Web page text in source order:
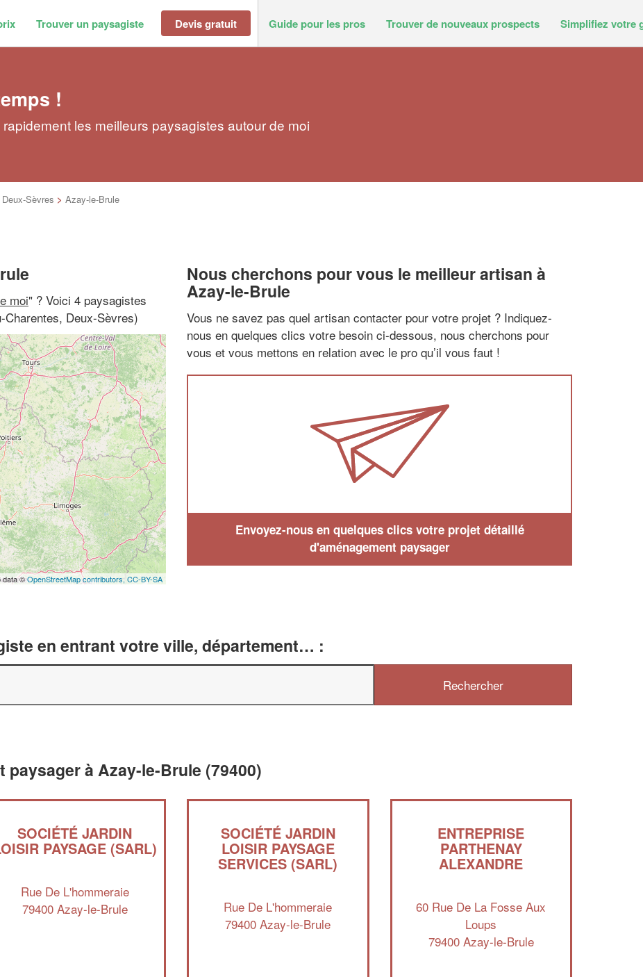
Trouver un paysagiste Devis gratuit Guide pour les pros Trouver de nouveaux prospects Simplifiez votre
!
les meilleurs paysagistes autour de moi
Deux-Sèvres > Azay-le-Brule
moi" ? Voici 4 paysagistes
Deux-Sèvres)
data ©OpenStreetMap contributors, CC-BY-SA
Nous cherchons pour vous le meilleur artisan à
Azay-le-Brule
Vous ne savez pas quel artisan contacter pour votre projet ? Indiquez-
nous en quelques clics votre besoin ci-dessous, nous cherchons pour
vous et vous mettons en relation avec le pro qu’il vous faut !
Envoyez-nous en quelques clics votre projet détaillé
d'aménagement paysager
en entrant votre ville, département… :
à Azay-le-Brule (79400)
SOCIÉTÉ JARDIN
PAYSAGE (SARL)
Rue De L'hommeraie
79400 Azay-le-Brule
SOCIÉTÉ JARDIN
LOISIR PAYSAGE
SERVICES (SARL)
Rue De L'hommeraie
79400 Azay-le-Brule
ENTREPRISE
PARTHENAY
ALEXANDRE
60 Rue De La Fosse Aux
Loups
79400 Azay-le-Brule
✕
vosmargestout en gagnant de
En savoir plus